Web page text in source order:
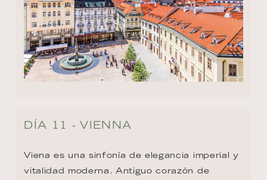
DÍA 11 - VIENNA
Viena es una sinfonía de elegancia imperial y
vitalidad moderna. Antiguo corazón de